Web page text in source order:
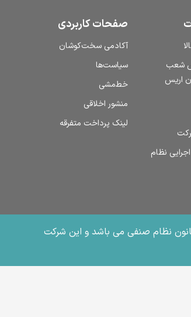
شعب
اریس
نظام
صفحات کاربردی
آکادمی سخت‌کوشان
سیاست‌ها
خط‌مشی
منشور اخلاقی
لینک پرداخت متفرقه
سخت کوشان اریس به صورت یک شخصیت حقوقی مستقل، دارای پروانه کسب بازاریابی شبکه ای مطابق آیین نامه تبصره ماده 87 قانون نظام صنفی می باشد و این شرکت